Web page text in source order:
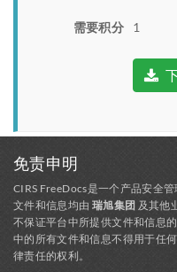
需要积分 1
免责申明
CIRS FreeDocs是一个产品安全
文件和信息均由 瑞旭集团 及其他
不保证平台中所提供文件和信息
中的所有文件和信息不得用于任
律责任的权利。